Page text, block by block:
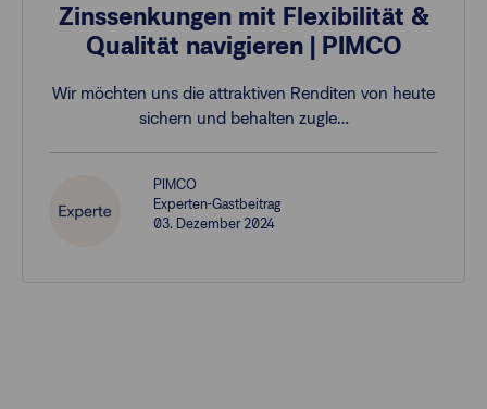
Zinssenkungen mit Flexibilität &
Qualität navigieren | PIMCO
Wir möchten uns die attraktiven Renditen von heute
sichern und behalten zugle…
PIMCO
Experten-Gastbeitrag
03. Dezember 2024